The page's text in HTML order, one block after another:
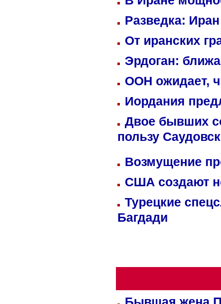
Разведка:
От иранских
Эрдоган:
ООН ожидает,
Иордания
Двое бывших
пользу
Возмущение
США создают
Турецкие
Багдади